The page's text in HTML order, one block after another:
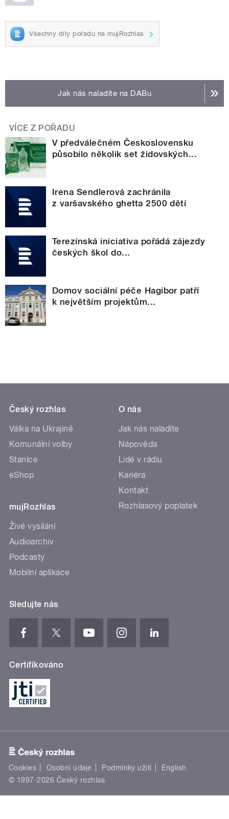
Všechny díly pořadu na mujRozhlas
Jak nás naladíte na DABu
VÍCE Z POŘADU
V předválečném Československu
působilo několik set židovských...
Irena Sendlerová zachránila
z varšavského ghetta 2500 dětí
Terezínská iniciativa pořádá zájezdy
českých škol do...
Domov sociální péče Hagibor patří
k největším projektům...
Český rozhlas
Válka na Ukrajině
Komunální volby
Stanice
eShop
mujRozhlas
Živé vysílání
Audioarchiv
Podcasty
Mobilní aplikace
O nás
Jak nás naladíte
Nápověda
Lidé v rádiu
Kariéra
Kontakt
Rozhlasový poplatek
Sledujte nás
Certifikováno
Cookies Osobní údaje Podmínky užití
English
© 1997-2026 Český rozhlas